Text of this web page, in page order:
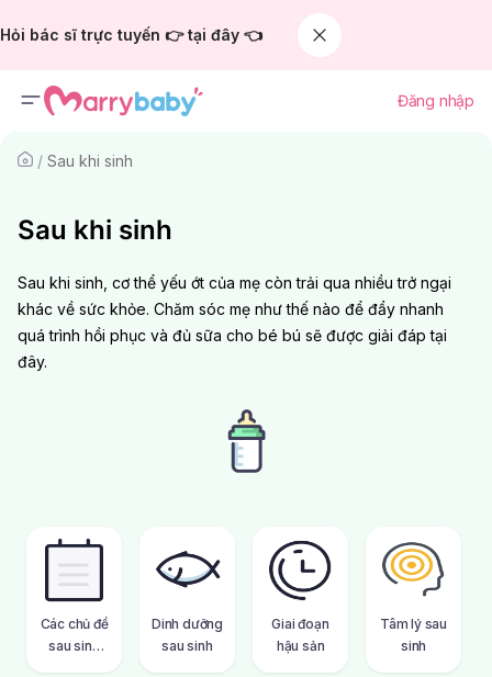
Hỏi bác sĩ trực tuyến 👉 tại đây 👈
Đăng nhập
/ Sau khi sinh
Sau khi sinh
Sau khi sinh, cơ thể yếu ớt của mẹ còn trải qua nhiều trở ngại
khác về sức khỏe. Chăm sóc mẹ như thế nào để đẩy nhanh
quá trình hồi phục và đủ sữa cho bé bú sẽ được giải đáp tại
đây.
Các chủ đề
sau sinh
Dinh dưỡng
sau sinh
Giai đoạn
hậu sản
Tâm lý sau
sinh